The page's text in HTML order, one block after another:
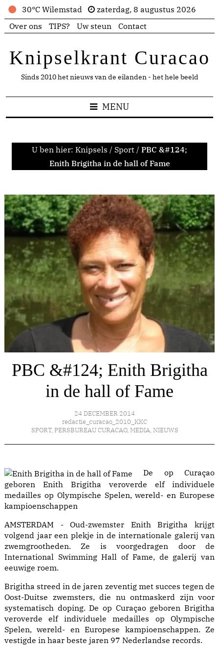
30°C Wilemstad
zaterdag, 8 augustus 2026
Over ons
TIPS? Uw steun Contact
Knipselkrant Curacao
Sinds 2010 het nieuws van de eilanden - het hele beeld
MENU
U ben hier: Knipsels / Sport / PBC &#124;
Enith Brigitha in de hall of Fame
PBC &#124; Enith Brigitha
in de hall of Fame
24 DECEMBER 2014
redactie_curacao_2010_KKC
SPORT, PERSBUREAU CURACAO, MEDIA, NIEUWS
De op Curaçao
geboren Enith Brigitha veroverde elf individuele
medailles op Olympische Spelen, wereld- en Europese
kampioenschappen
AMSTERDAM - Oud-zwemster Enith Brigitha krijgt
volgend jaar een plekje in de internationale galerij van
zwemgrootheden. Ze is voorgedragen door de
International Swimming Hall of Fame, de galerij van
eeuwige roem.
Brigitha streed in de jaren zeventig met succes tegen de
Oost-Duitse zwemsters, die nu ontmaskerd zijn voor
systematisch doping. De op Curaçao geboren Brigitha
veroverde elf individuele medailles op Olympische
Spelen, wereld- en Europese kampioenschappen. Ze
vestigde in haar beste jaren 97 Nederlandse records.